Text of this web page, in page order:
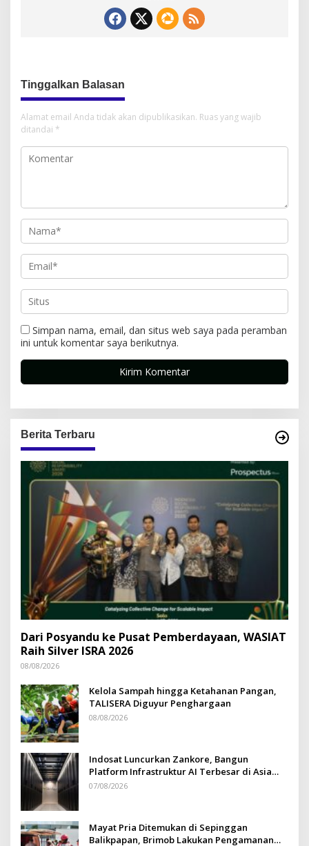
Tinggalkan Balasan
Alamat email Anda tidak akan dipublikasikan. Ruas yang wajib
ditandai *
Simpan nama, email, dan situs web saya pada peramban
ini untuk komentar saya berikutnya.
Berita Terbaru
Dari Posyandu ke Pusat Pemberdayaan, WASIAT
Raih Silver ISRA 2026
08/08/2026
Kelola Sampah hingga Ketahanan Pangan,
TALISERA Diguyur Penghargaan
08/08/2026
Indosat Luncurkan Zankore, Bangun
Platform Infrastruktur AI Terbesar di Asia
Tenggara
07/08/2026
Mayat Pria Ditemukan di Sepinggan
Balikpapan, Brimob Lakukan Pengamanan